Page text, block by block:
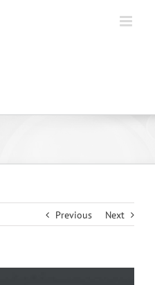
Previous Next